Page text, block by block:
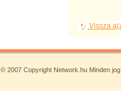
Vissza
© 2007 Copyright Network.hu Minden jog